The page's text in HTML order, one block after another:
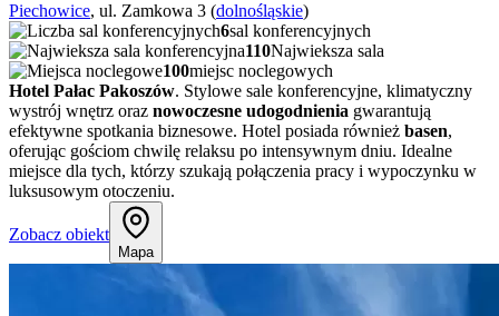
Piechowice, ul. Zamkowa 3 (dolnośląskie)
6sal konferencyjnych
110Najwieksza sala
100miejsc noclegowych
Hotel Pałac Pakoszów. Stylowe sale konferencyjne, klimatyczny
wystrój wnętrz oraz nowoczesne udogodnienia gwarantują
efektywne spotkania biznesowe. Hotel posiada również basen,
oferując gościom chwilę relaksu po intensywnym dniu. Idealne
miejsce dla tych, którzy szukają połączenia pracy i wypoczynku w
luksusowym otoczeniu.
Zobacz obiekt
Mapa